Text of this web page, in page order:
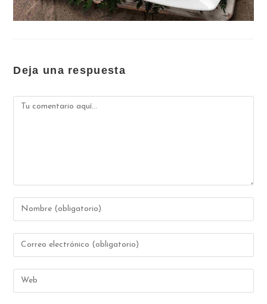
Deja una respuesta